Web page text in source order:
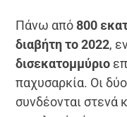
Πάνω από800
διαβήτη το 2022,
δισεκατομμύριο
παχυσαρκία. Οι
συνδέονται στενά